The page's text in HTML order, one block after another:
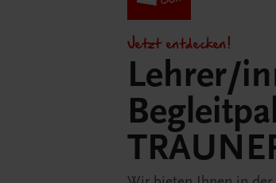
Jetzt entdecken!
Lehrer/